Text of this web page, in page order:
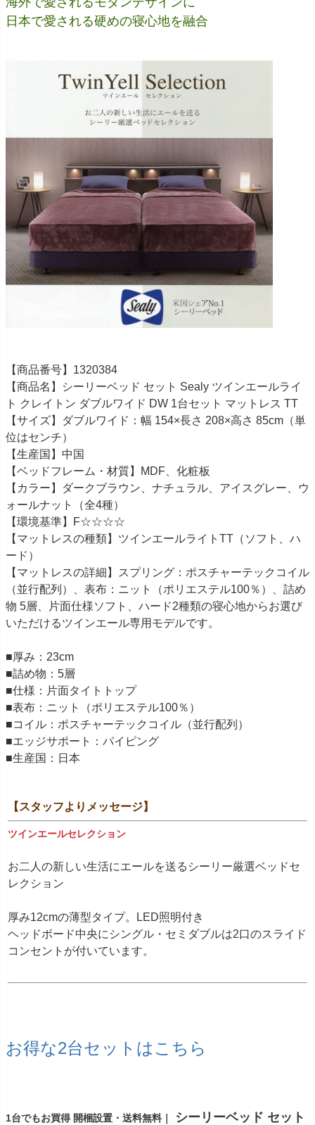
日本で愛される硬めの寝心地を融合
【商品番号】1320384
【商品名】シーリーベッド セット Sealy ツインエールライ
ト クレイトン ダブルワイド DW 1台セット マットレス TT
【サイズ】ダブルワイド：幅 154×長さ 208×高さ 85cm（単
位はセンチ）
【生産国】中国
【ベッドフレーム・材質】MDF、化粧板
【カラー】ダークブラウン、ナチュラル、アイスグレー、ウ
ォールナット（全4種）
【環境基準】F☆☆☆☆
【マットレスの種類】ツインエールライトTT（ソフト、ハ
ード）
【マットレスの詳細】スプリング：ポスチャーテックコイル
（並行配列）、表布：ニット（ポリエステル100％）、詰め
物 5層、片面仕様ソフト、ハード2種類の寝心地からお選び
いただけるツインエール専用モデルです。
■厚み：23cm
■詰め物：5層
■仕様：片面タイトトップ
■表布：ニット（ポリエステル100％）
■コイル：ポスチャーテックコイル（並行配列）
■エッジサポート：パイピング
■生産国：日本
【スタッフよりメッセージ】
ツインエールセレクション
お二人の新しい生活にエールを送るシーリー厳選ベッドセ
レクション
厚み12cmの薄型タイプ。LED照明付き
ヘッドボード中央にシングル・セミダブルは2口のスライド
コンセントが付いています。
お得な2台セットはこちら
1台でもお買得 開梱設置・送料無料｜
シーリーベッド セット